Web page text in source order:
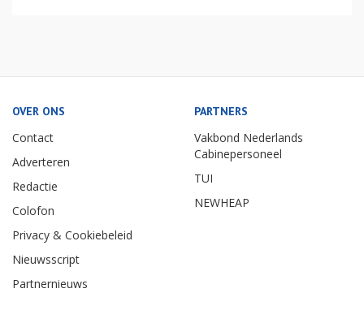
OVER ONS
Contact
Adverteren
Redactie
Colofon
Privacy & Cookiebeleid
Nieuwsscript
Partnernieuws
PARTNERS
Vakbond Nederlands
Cabinepersoneel
TUI
NEWHEAP